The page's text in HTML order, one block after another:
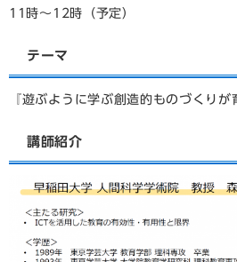
11時～12時（予定）
テーマ
『遊ぶように学ぶ創造的ものづくりが
講師紹介